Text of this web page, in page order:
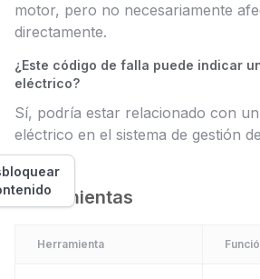
motor, pero no necesariamente
directamente.
¿Este código de falla puede indicar
eléctrico?
Sí, podría estar relacionado con
eléctrico en el sistema de gestión
Herramientas
Herramienta